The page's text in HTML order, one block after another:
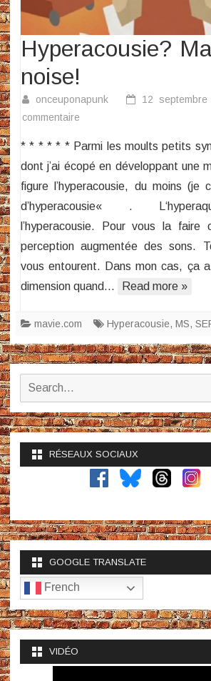
Hyperacousie?
noise!
onceuponapunk 12
commentaire
Make
some
noise!
* * * * * * Parmi les moults petits
dont j’ai écopé en développant une
figure l’hyperacousie, du moins (je
d’hyperacousie« .
l’hyperacousie. Pour vous la faire
perception augmentée des sons.
vous entourent. Dans mon cas, ça
dimension quand…
Read more »
mavie.com Hyperacousie, MS,
Search
RÉSEAUX SOCIAUX
GOOGLE TRANSLATE
French
VIDÉO